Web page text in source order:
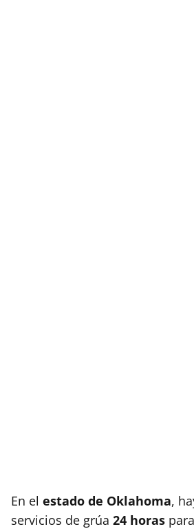
En el estado de Oklahoma,
servicios de grúa 24 horas